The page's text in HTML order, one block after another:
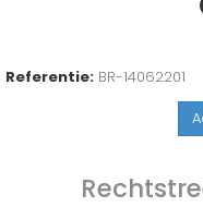
MARINE
INSOLVENTE
Referentie: BR-14062201